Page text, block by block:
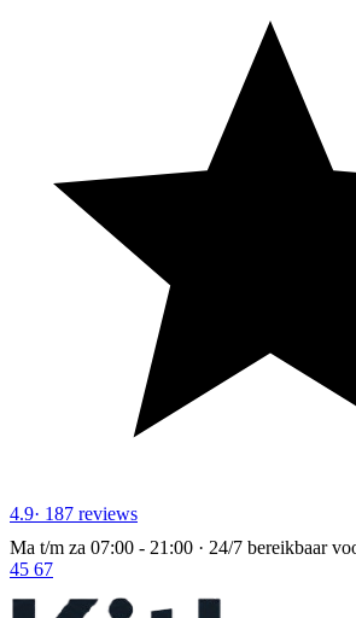
4.9· 187 reviews
Ma t/m za 07:00 - 21:00 · 24/7 bereikbaar
45 67